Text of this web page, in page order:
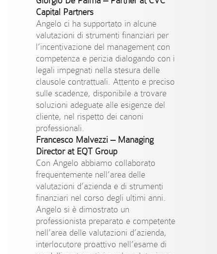
Capital Partners
Angelo ci ha supportato in alcune
valutazioni di strumenti finanziari per
l’incentivazione del management con
competenza e perizia dialogando con i
legali impegnati nella stesura delle
clausole contrattuali. Attento e preciso
sulle scadenze, disponibile a trovare
soluzioni adeguate alle esigenze del
cliente, nel rispetto dei canoni
professionali.
Francesco Malvezzi – Managing
Director at EQT Group
Con Angelo abbiamo collaborato
frequentemente nell’area delle
valutazioni d’azienda e di strumenti
finanziari nel corso degli ultimi anni.
Angelo si è dimostrato un
professionista preparato e competente
nell’area delle valutazioni d’azienda,
interlocutore proattivo nell’esame di